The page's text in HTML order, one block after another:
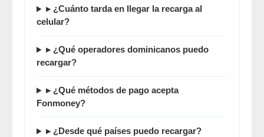
▸ ¿Cuánto tarda en llegar la recarga al
celular?
▸ ¿Qué operadores dominicanos puedo
recargar?
▸ ¿Qué métodos de pago acepta
Fonmoney?
▸ ¿Desde qué países puedo recargar?